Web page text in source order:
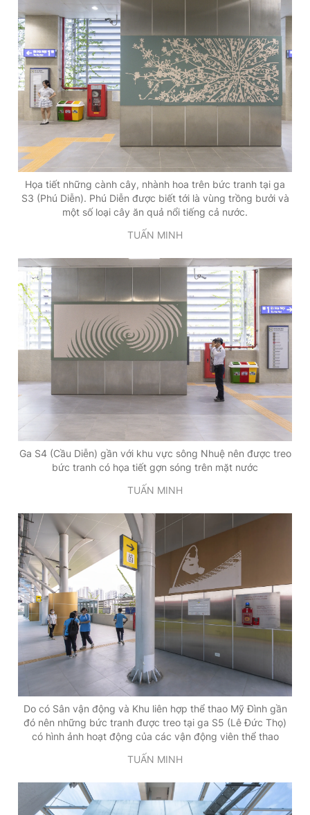
Họa tiết những cành cây, nhành hoa trên bức tranh tại ga
S3 (Phú Diễn). Phú Diễn được biết tới là vùng trồng bưởi và
một số loại cây ăn quả nổi tiếng cả nước.
TUẤN MINH
Ga S4 (Cầu Diễn) gần với khu vực sông Nhuệ nên được treo
bức tranh có họa tiết gợn sóng trên mặt nước
TUẤN MINH
Do có Sân vận động và Khu liên hợp thể thao Mỹ Đình gần
đó nên những bức tranh được treo tại ga S5 (Lê Đức Thọ)
có hình ảnh hoạt động của các vận động viên thể thao
TUẤN MINH